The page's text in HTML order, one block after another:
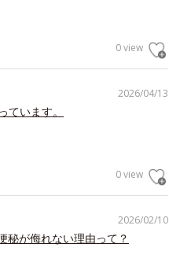
0 view
2026/04/13
います。
0 view
2026/02/10
秘が侮れない理由って？